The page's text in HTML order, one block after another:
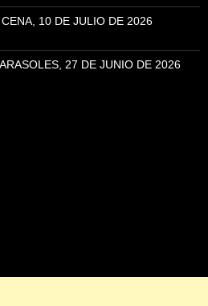
10 DE JULIO DE 2026
27 DE JUNIO DE 2026